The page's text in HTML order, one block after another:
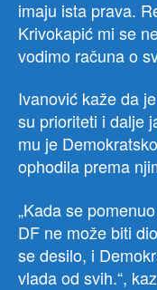
imaju ista prava.
Krivokapić mi se
vodimo računa o
Ivanović kaže da
su prioriteti i dalje
mu je
ophodila prema
„Kada se
DF ne može biti
se desilo, i
vlada od svih.“,